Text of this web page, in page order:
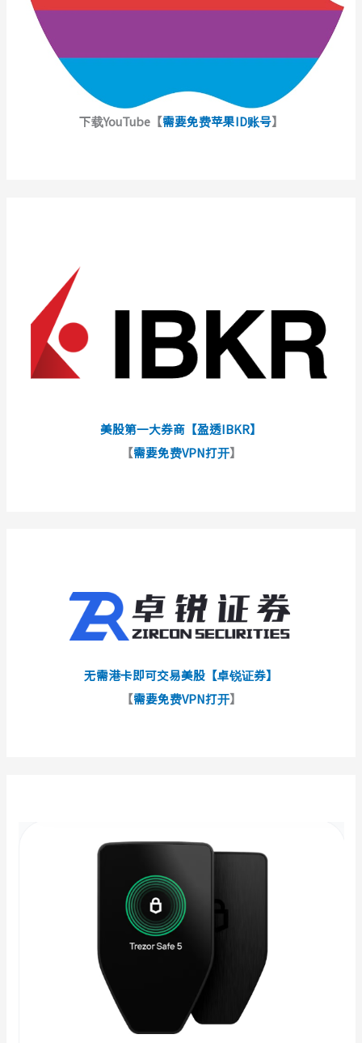
下载YouTube【需要免费苹果ID账号】
美股第一大券商【盈透IBKR】
【需要免费VPN打开】
无需港卡即可交易美股【卓锐证券】
【需要免费VPN打开】